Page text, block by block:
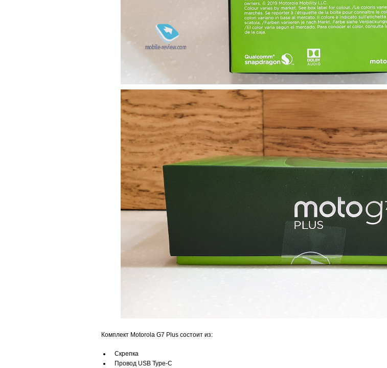
Комплект Motorola G7 Plus состоит из:
Скрепка
Провод USB Type-C